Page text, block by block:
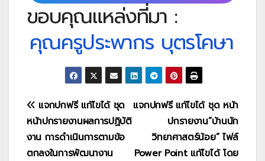
ขอบคุณแหล่งที่มา :
คุณครูประพากร บุตรโคษา
แนะแนว
เรื่อง
แจกปกฟรี แก้ไขได้ ชุด หน้า
ปกรายงาน”บ้านนัก
วิทยาศาสตร์น้อย” ไฟล์
Power Point แก้ไขได้ โดย
แจกปกฟรี แก้ไขได้ ชุด
หน้าปกรายงานผลการปฏิบัติ
งาน การดำเนินการตามข้อ
ตกลงในการพัฒนางาน